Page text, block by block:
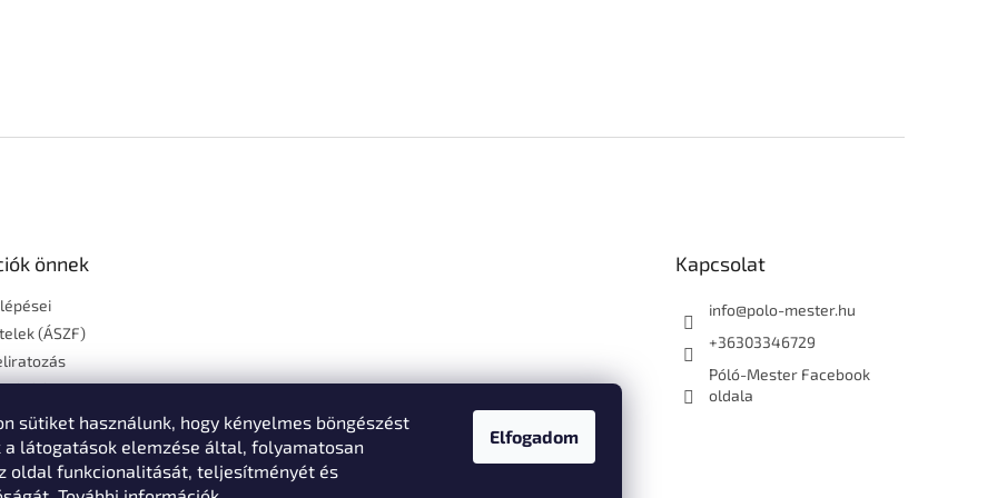
sütiket használunk, hogy kényelmes böngészést
a látogatások elemzése által, folyamatosan
oldal funkcionalitását, teljesítményét és
Elfogadom
önnek
(ÁSZF)
nyilatkozat
Kapcsolat
info@polo-mester.hu
+36303346729
Póló-Mester Facebook
oldala